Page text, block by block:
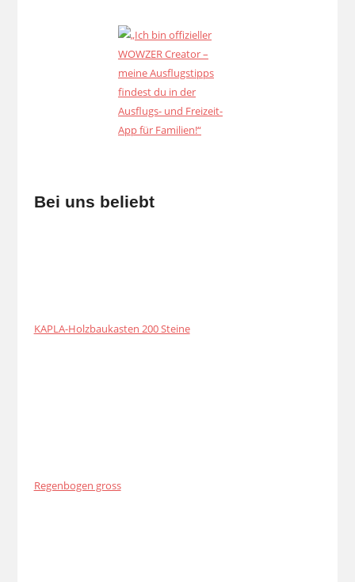
Bei uns beliebt
KAPLA-Holzbaukasten 200 Steine
Regenbogen gross